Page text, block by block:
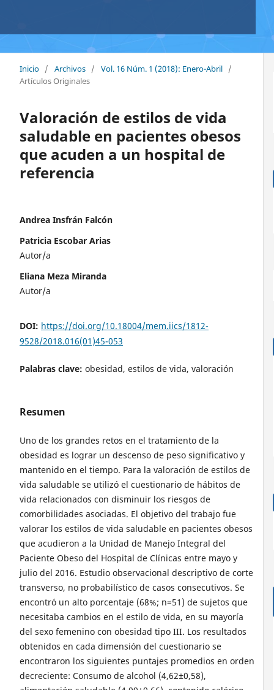
Inicio / Archivos / Vol. 16 Núm. 1 (2018): Enero-Abril /
Artículos Originales
Valoración de estilos de vida
saludable en pacientes obesos
que acuden a un hospital de
referencia
Andrea Insfrán Falcón
Patricia Escobar Arias
Autor/a
Eliana Meza Miranda
Autor/a
DOI: https://doi.org/10.18004/mem.iics/1812-
9528/2018.016(01)45-053
Palabras clave: obesidad, estilos de vida, valoración
Resumen
Uno de los grandes retos en el tratamiento de la
obesidad es lograr un descenso de peso significativo y
mantenido en el tiempo. Para la valoración de estilos de
vida saludable se utilizó el cuestionario de hábitos de
vida relacionados con disminuir los riesgos de
comorbilidades asociadas. El objetivo del trabajo fue
valorar los estilos de vida saludable en pacientes obesos
que acudieron a la Unidad de Manejo Integral del
Paciente Obeso del Hospital de Clínicas entre mayo y
julio del 2016. Estudio observacional descriptivo de corte
transverso, no probabilístico de casos consecutivos. Se
encontró un alto porcentaje (68%; n=51) de sujetos que
necesitaba cambios en el estilo de vida, en su mayoría
del sexo femenino con obesidad tipo III. Los resultados
obtenidos en cada dimensión del cuestionario se
encontraron los siguientes puntajes promedios en orden
decreciente: Consumo de alcohol (4,62±0,58),